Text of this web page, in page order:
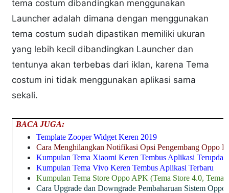
tema costum dibandingkan menggunakan
Launcher adalah dimana dengan menggunakan
tema costum sudah dipastikan memiliki ukuran
yang lebih kecil dibandingkan Launcher dan
tentunya akan terbebas dari iklan, karena Tema
costum ini tidak menggunakan aplikasi sama
sekali.
BACA JUGA:
Template Zooper Widget Keren 2019
Cara Menghilangkan Notifikasi Opsi Pengembang Oppo
Kumpulan Tema Xiaomi Keren Tembus Aplikasi Terupdate
Kumpulan Tema Vivo Keren Tembus Aplikasi Terbaru
Kumpulan Tema Store Oppo APK (Tema Store 4.0, Tema
Cara Upgrade dan Downgrade Pembaharuan Sistem